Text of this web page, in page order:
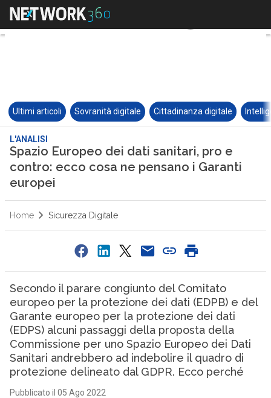
Ultimi articoli Sovranità digitale Cittadinanza digitale
L'ANALISI
Spazio Europeo dei dati sanitari, pro e
contro: ecco cosa ne pensano i Garanti
europei
Home Sicurezza Digitale
Secondo il parare congiunto del Comitato
europeo per la protezione dei dati (EDPB) e del
Garante europeo per la protezione dei dati
(EDPS) alcuni passaggi della proposta della
Commissione per uno Spazio Europeo dei Dati
Sanitari andrebbero ad indebolire il quadro di
protezione delineato dal GDPR. Ecco perché
Pubblicato il 05 Ago 2022